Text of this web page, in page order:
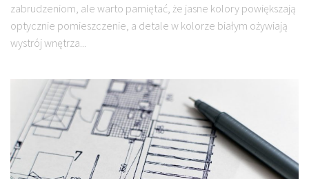
zabrudzeniom, ale warto pamiętać, że jasne kolory powiększają
optycznie pomieszczenie, a detale w kolorze białym ożywiają
wystrój wnętrza...